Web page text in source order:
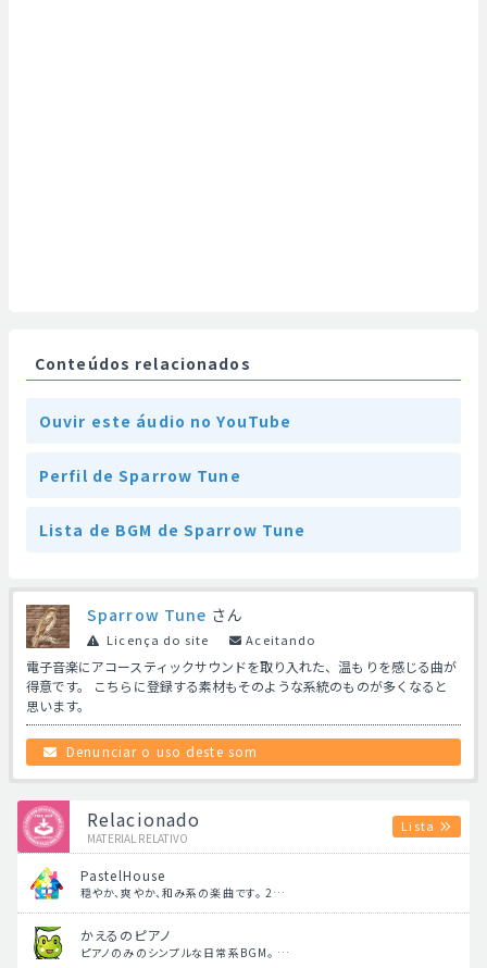
Conteúdos relacionados
Ouvir este áudio no YouTube
Perfil de Sparrow Tune
Lista de BGM de Sparrow Tune
Sparrow Tune さん
Licença do site Aceitando
電子音楽にアコースティックサウンドを取り入れた、温もりを感じる曲が
得意です。 こちらに登録する素材もそのような系統のものが多くなると
思います。
Denunciar o uso deste som
Relacionado
MATERIAL RELATIVO
Lista
PastelHouse
穏やか、爽やか、和み系の楽曲です。 2…
かえるのピアノ
ピアノのみのシンプルな日常系BGM。 …